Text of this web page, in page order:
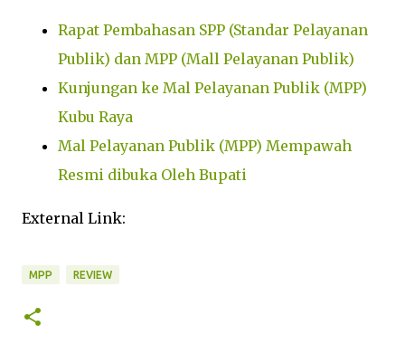
Rapat Pembahasan SPP (Standar Pelayanan
Publik) dan MPP (Mall Pelayanan Publik)
Kunjungan ke Mal Pelayanan Publik (MPP)
Kubu Raya
Mal Pelayanan Publik (MPP) Mempawah
Resmi dibuka Oleh Bupati
External Link:
MPP REVIEW